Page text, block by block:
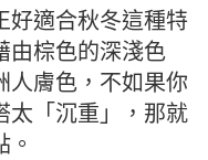
好適合秋冬這種特
由棕色的深淺色
人膚色，不如果你
太「沉重」，那就